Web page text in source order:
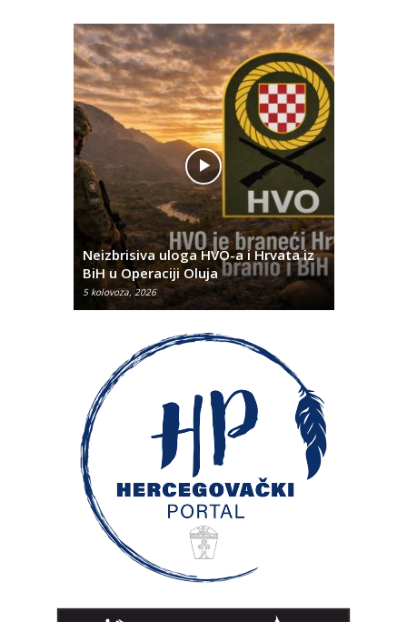
Neizbrisiva uloga HVO-a i Hrvata iz
BiH u Operaciji Oluja
5 kolovoza, 2026